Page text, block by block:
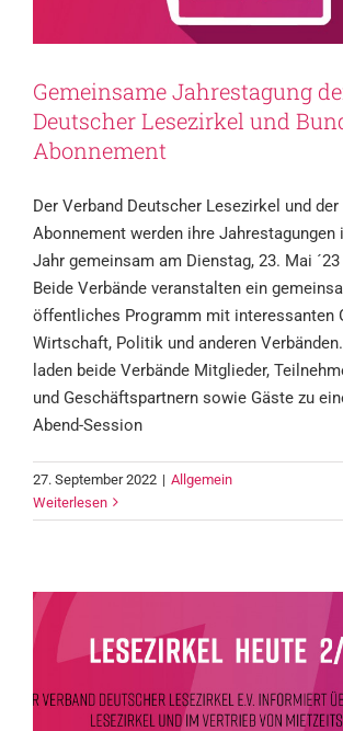
Gemeinsame Jahrestagung
Deutscher Lesezirkel und
Abonnement
Der Verband Deutscher Lesezirkel und der
Abonnement werden ihre Jahrestagungen
Jahr gemeinsam am Dienstag, 23. Mai
Beide Verbände veranstalten ein
öffentliches Programm mit interessanten
Wirtschaft, Politik und anderen
laden beide Verbände Mitglieder,
und Geschäftspartnern sowie Gäste zu
Abend-Session
27. September 2022 | Allgemein
Weiterlesen
Lesezirkel Heute 2/